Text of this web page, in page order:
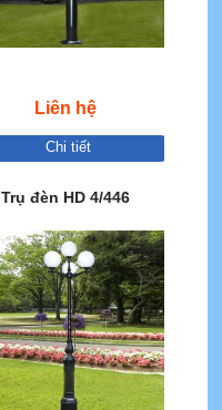
Liên hệ
Chi tiết
Trụ đèn HD 4/446